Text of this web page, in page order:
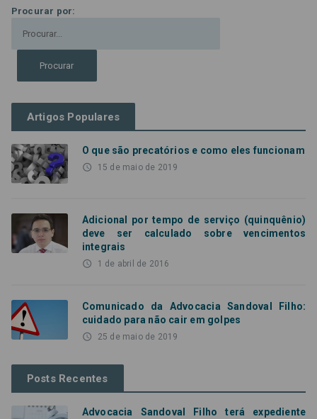
Procurar por:
Artigos Populares
O que são precatórios e como eles funcionam
access_time 15 de maio de 2019
Adicional por tempo de serviço (quinquênio)
deve ser calculado sobre vencimentos
integrais
access_time 1 de abril de 2016
Comunicado da Advocacia Sandoval Filho:
cuidado para não cair em golpes
access_time 25 de maio de 2019
Posts Recentes
Advocacia Sandoval Filho terá expediente